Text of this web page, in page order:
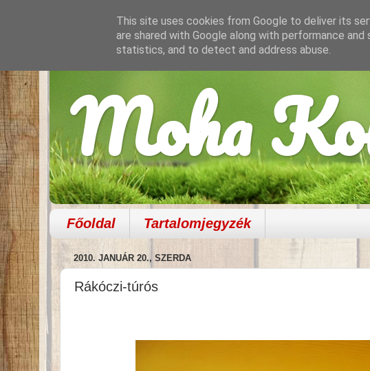
Moha
Főoldal Tartalomjegyzék
2010. JANUÁR 20., SZERDA
Rákóczi-túrós
This site uses cookies from Google to deliver its
are shared with Google along with performance
statistics, and to detect and address abuse.